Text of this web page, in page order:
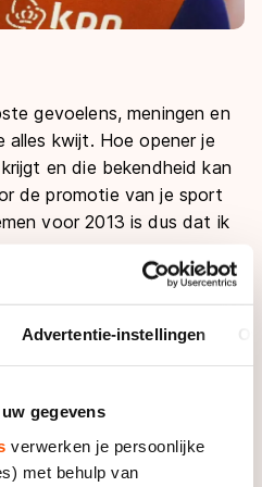
Advertentie-instellingen
gegevens
verwerken je persoonlijke
met behulp van
gevoelens, meningen en
alles kwijt. Hoe opener je
en die bekendheid kan
de promotie van je sport
voor 2013 is dus dat ik
moet ik mijn
Het voelt als een
gekomen dat je de
catagorieen kan indelen.